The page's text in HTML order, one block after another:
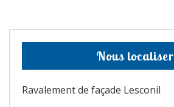
Nous localiser
Ravalement de façade Lesconil